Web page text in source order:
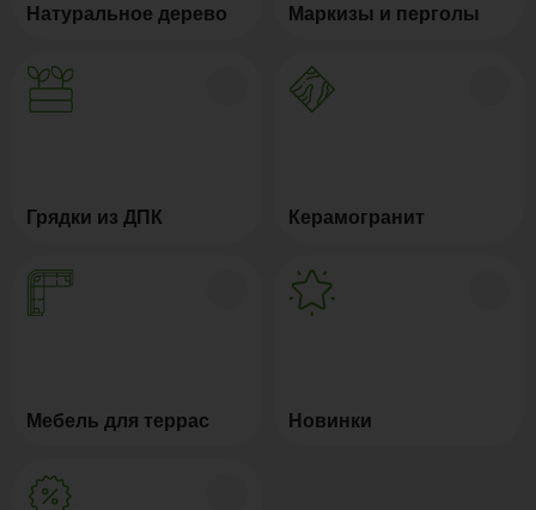
Натуральное дерево Маркизы и перголы
Грядки из ДПК Керамогранит
Мебель для террас Новинки